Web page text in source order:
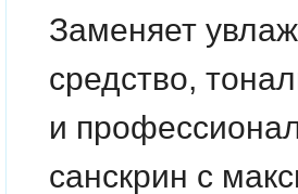
Заменяет
средство,
и
санскрин с